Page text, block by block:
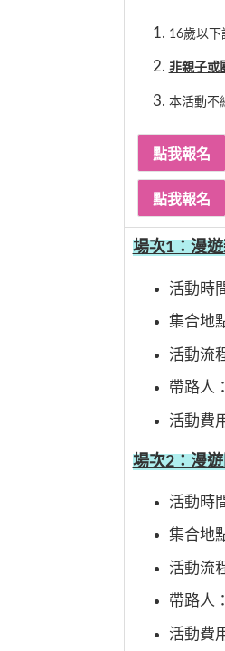
16歲以下
非親子或
本活動不
場次1：漫
活動時
集合地
活動流
帶路人
活動費
場次2：漫
活動時
集合地
活動流
帶路人
活動費